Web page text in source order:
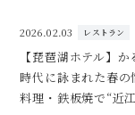
2026.02.03 レストラン
【琵琶湖ホテル】
時代に詠まれた春
料理・鉄板焼で“近